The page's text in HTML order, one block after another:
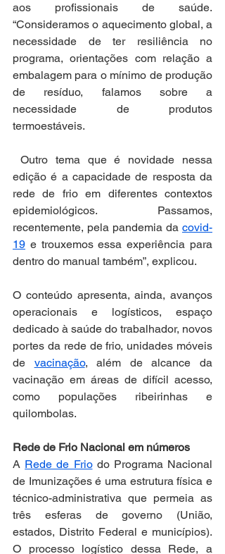
aos profissionais de saúde.
“Consideramos o aquecimento global, a
necessidade de ter resiliência no
programa, orientações com relação a
embalagem para o mínimo de produção
de resíduo, falamos sobre a
necessidade de produtos
termoestáveis.
edição é a capacidade de resposta da
rede de frio em diferentes contextos
epidemiológicos. Passamos,
recentemente, pela pandemia da covid-
19 e trouxemos essa experiência para
dentro do manual também”, explicou.
O conteúdo apresenta, ainda, avanços
operacionais e logísticos, espaço
dedicado à saúde do trabalhador, novos
portes da rede de frio, unidades móveis
de vacinação, além de alcance da
vacinação em áreas de difícil acesso,
como populações ribeirinhas e
quilombolas.
Rede de Frio Nacional em números
A Rede de Frio do Programa Nacional
de Imunizações é uma estrutura física e
técnico-administrativa que permeia as
três esferas de governo (União,
estados, Distrito Federal e municípios).
O processo logístico dessa Rede, a